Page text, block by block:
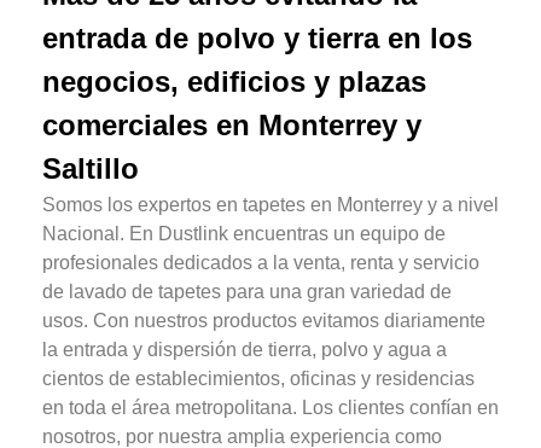
entrada de polvo y tierra en los
negocios, edificios y plazas
comerciales en Monterrey y
Saltillo
Somos los expertos en tapetes en Monterrey y a nivel
Nacional. En Dustlink encuentras un equipo de
profesionales dedicados a la venta, renta y servicio
de lavado de tapetes para una gran variedad de
usos. Con nuestros productos evitamos diariamente
la entrada y dispersión de tierra, polvo y agua a
cientos de establecimientos, oficinas y residencias
en toda el área metropolitana. Los clientes confían en
nosotros, por nuestra amplia experiencia como